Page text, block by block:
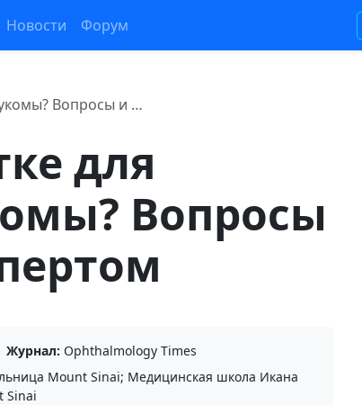
Новости Форум
Вопросы и …
для
Вопросы
Журнал: Ophthalmology Times
Mount Sinai; Медицинская школа Икана
Sinai